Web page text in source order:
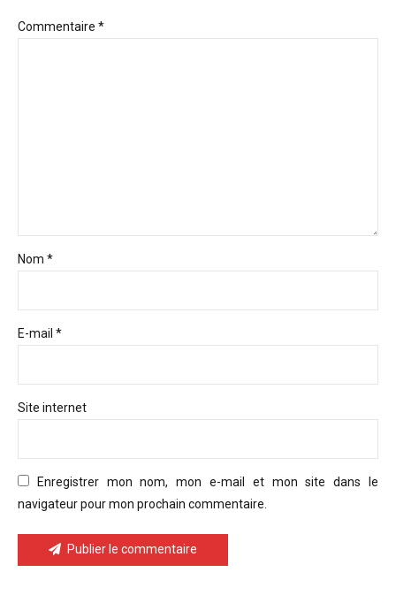
Commentaire *
Nom *
E-mail *
Site internet
Enregistrer mon nom, mon e-mail et mon site dans le
navigateur pour mon prochain commentaire.
Publier le commentaire